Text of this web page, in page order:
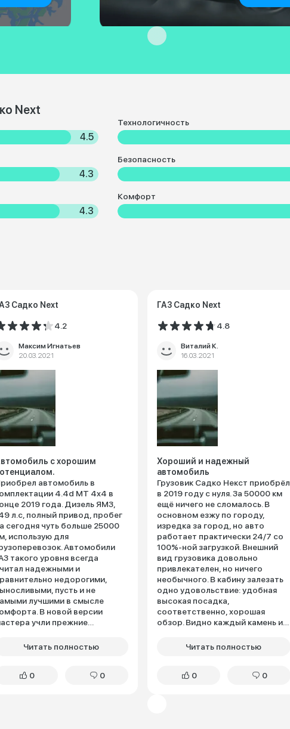
Next
4.5
Технологичность
4.3
Безопасность
4.3
Комфорт
Садко Next
4.2
Максим Игнатьев
20.03.2021
с хорошим
автомобиль в
4.4d МТ 4х4 в
2019 года. Дизель ЯМЗ,
л.с, полный привод, пробег
сегодня чуть больше 25000
использую для
Автомобили
такого уровня всегда
надежными и
недорогими,
пусть и не
лучшими в смысле
В новой версии
учли прежние
в салоне, грузоподъемность,
универсальная, установил на
Читать полностью
0 0
ГАЗ Садко Next
4.8
Виталий К.
16.03.2021
Хороший и надежный
автомобиль
Грузовик Садко Некст приобрёл
в 2019 году с нуля. За 50000 км
ещё ничего не сломалось. В
основном езжу по городу,
изредка за город, но авто
работает практически 24/7 со
100%-ной загрузкой. Внешний
вид грузовика довольно
привлекателен, но ничего
необычного. В кабину залезать
одно удовольствие: удобная
высокая посадка,
соответственно, хорошая
обзор. Видно каждый камень и
забраться внутрь в помощь
достаточно простой, без
Читать полностью
0 0